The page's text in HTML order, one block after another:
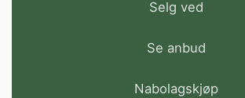
Selg ved
Se anbud
Nabolagskjøp